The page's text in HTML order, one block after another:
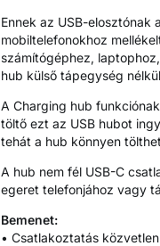
Ennek az USB-
mobiltelefonokhoz
számítógéphez,
hub külső tápegység
A Charging hub
töltő ezt az USB hubot
tehát a hub könnyen
A hub nem fél USB-C
egeret telefonjához vagy
Bemenet:
• Csatlakoztatás